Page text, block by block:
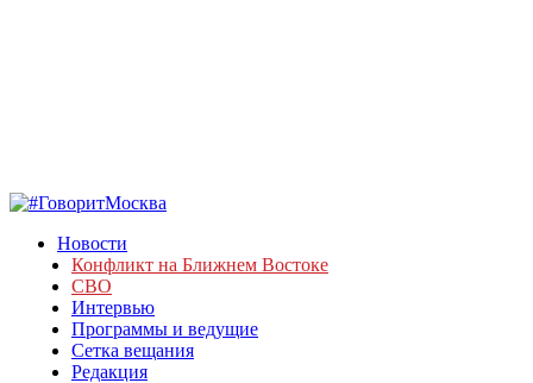
Новости
Конфликт на Ближнем Востоке
СВО
Интервью
Программы и ведущие
Сетка вещания
Редакция